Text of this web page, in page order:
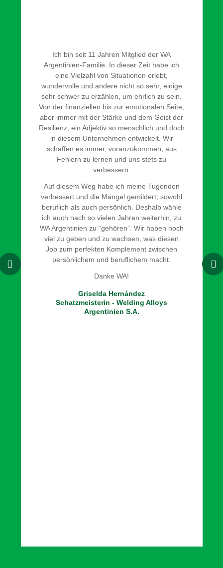
Ich bin seit 11 Jahren Mitglied der WA
Argentinien-Familie. In dieser Zeit habe ich
eine Vielzahl von Situationen erlebt,
wundervolle und andere nicht so sehr, einige
sehr schwer zu erzählen, um ehrlich zu sein.
Von der finanziellen bis zur emotionalen Seite,
aber immer mit der Stärke und dem Geist der
Resilienz, ein Adjektiv so menschlich und doch
in diesem Unternehmen entwickelt. Wir
schaffen es immer, voranzukommen, aus
Fehlern zu lernen und uns stets zu
verbessern.
Auf diesem Weg habe ich meine Tugenden
verbessert und die Mängel gemildert; sowohl
beruflich als auch persönlich. Deshalb wähle
ich auch nach so vielen Jahren weiterhin, zu
WA Argentinien zu “gehören”. Wir haben noch
viel zu geben und zu wachsen, was diesen
Job zum perfekten Komplement zwischen
persönlichem und beruflichem macht.
Danke WA!
Griselda Hernández
Schatzmeisterin - Welding Alloys
Argentinien S.A.